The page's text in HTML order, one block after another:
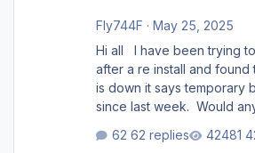
Fly744F · May 25, 2025
Hi all I have been trying to download PFPX
after a re install and found
is down it says temporary
since last week. Would
support email for them
62 replies